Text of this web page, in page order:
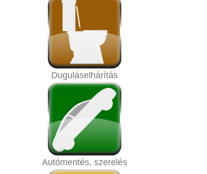
Duguláselhárítás
Autómentés, szerelés